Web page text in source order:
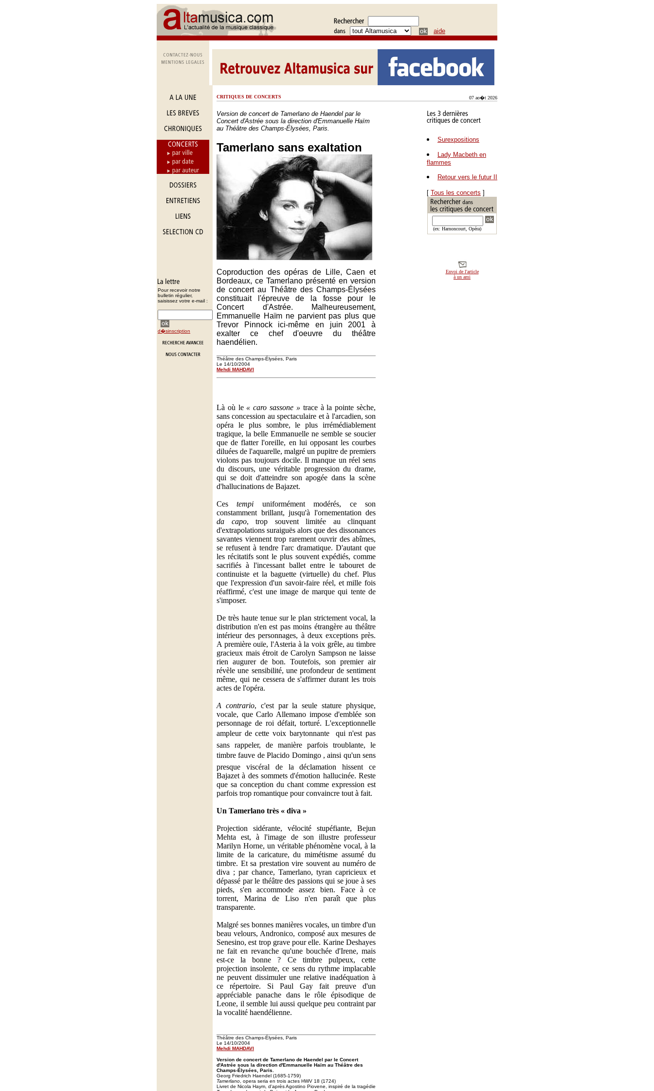
aide
Pour recevoir notre
bulletin régulier,
saisissez votre e-mail :
d�sinscription
CRITIQUES DE CONCERTS 07 ao�t 2026
Version de concert de Tamerlano de Haendel par le
Concert d'Astrée sous la direction d'Emmanuelle Haïm
au Théâtre des Champs-Élysées, Paris.
Tamerlano sans exaltation
Coproduction des opéras de Lille, Caen et
Bordeaux, ce Tamerlano présenté en version
de concert au Théâtre des Champs-Élysées
constituait l'épreuve de la fosse pour le
Concert d'Astrée. Malheureusement,
Emmanuelle Haïm ne parvient pas plus que
Trevor Pinnock ici-même en juin 2001 à
exalter ce chef d'oeuvre du théâtre
haendélien.
Théâtre des Champs-Élysées, Paris
Le 14/10/2004
Mehdi MAHDAVI
Surexpositions
Lady Macbeth en
flammes
Retour vers le futur II
[ Tous les concerts ]
(ex: Harnoncourt, Opéra)
Envoi de l'article
à un ami
Là où le « caro sassone » trace à la pointe sèche,
sans concession au spectaculaire et à l'arcadien, son
opéra le plus sombre, le plus irrémédiablement
tragique, la belle Emmanuelle ne semble se soucier
que de flatter l'oreille, en lui opposant les courbes
diluées de l'aquarelle, malgré un pupitre de premiers
violons pas toujours docile. Il manque un réel sens
du discours, une véritable progression du drame,
qui se doit d'atteindre son apogée dans la scène
d'hallucinations de Bajazet.
Cestempi uniformément modérés, ce son
constamment brillant, jusqu'à l'ornementation des
da capo, trop souvent limitée au clinquant
d'extrapolations suraiguës alors que des dissonances
savantes viennent trop rarement ouvrir des abîmes,
se refusent à tendre l'arc dramatique. D'autant que
les récitatifs sont le plus souvent expédiés, comme
sacrifiés à l'incessant ballet entre le tabouret de
continuiste et la baguette (virtuelle) du chef. Plus
que l'expression d'un savoir-faire réel, et mille fois
réaffirmé, c'est une image de marque qui tente de
s'imposer.
De très haute tenue sur le plan strictement vocal, la
distribution n'en est pas moins étrangère au théâtre
intérieur des personnages, à deux exceptions près.
A première ouïe, l'Asteria à la voix grêle, au timbre
gracieux mais étroit de Carolyn Sampson ne laisse
rien augurer de bon. Toutefois, son premier air
révèle une sensibilité, une profondeur de sentiment
même, qui ne cessera de s'affirmer durant les trois
actes de l'opéra.
A contrario, c'est par la seule stature physique,
vocale, que Carlo Allemano impose d'emblée son
personnage de roi défait, torturé. L'exceptionnelle
ampleur de cette voix barytonnante  qui n'est pas
sans rappeler, de manière parfois troublante, le
timbre fauve de Placido Domingo , ainsi qu'un sens
presque viscéral de la déclamation hissent ce
Bajazet à des sommets d'émotion hallucinée. Reste
que sa conception du chant comme expression est
parfois trop romantique pour convaincre tout à fait.
Un Tamerlano très « diva »
Projection sidérante, vélocité stupéfiante, Bejun
Mehta est, à l'image de son illustre professeur
Marilyn Horne, un véritable phénomène vocal, à la
limite de la caricature, du mimétisme assumé du
timbre. Et sa prestation vire souvent au numéro de
diva ; par chance, Tamerlano, tyran capricieux et
dépassé par le théâtre des passions qui se joue à ses
pieds, s'en accommode assez bien. Face à ce
torrent, Marina de Liso n'en paraît que plus
transparente.
Malgré ses bonnes manières vocales, un timbre d'un
beau velours, Andronico, composé aux mesures de
Senesino, est trop grave pour elle. Karine Deshayes
ne fait en revanche qu'une bouchée d'Irene, mais
est-ce la bonne ? Ce timbre pulpeux, cette
projection insolente, ce sens du rythme implacable
ne peuvent dissimuler une relative inadéquation à
ce répertoire. Si Paul Gay fait preuve d'un
appréciable panache dans le rôle épisodique de
Leone, il semble lui aussi quelque peu contraint par
la vocalité haendélienne.
Théâtre des Champs-Élysées, Paris
Le 14/10/2004
Mehdi MAHDAVI
Version de concert de Tamerlano de Haendel par le Concert
d'Astrée sous la direction d'Emmanuelle Haïm au Théâtre des
Champs-Élysées, Paris.
Georg Friedrich Haendel (1685-1759)
Tamerlano , opera seria en trois actes HWV 18 (1724)
Livret de Nicola Haym, d'après Agostino Piovene, inspiré de la tragédie